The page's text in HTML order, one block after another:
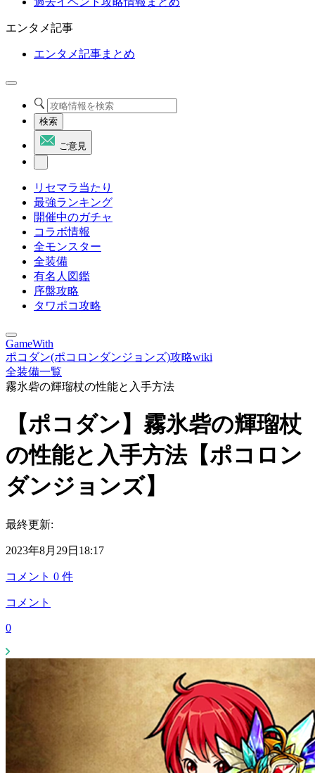
エンタメ記事
エンタメ記事まとめ
検索
ご意見
リセマラ当たり
最強ランキング
開催中のガチャ
コラボ情報
全モンスター
全装備
有名人図鑑
序盤攻略
タワポコ攻略
GameWith
ポコダン(ポコロンダンジョンズ)攻略wiki
全装備一覧
霧氷砦の輝瑠杖の性能と入手方法
【ポコダン】霧氷砦の輝瑠杖
の性能と入手方法【ポコロン
ダンジョンズ】
最終更新:
2023年8月29日18:17
コメント 0 件
コメント
0